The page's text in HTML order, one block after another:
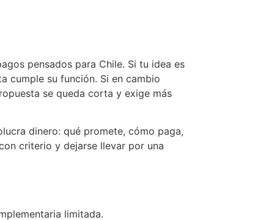
pensados para Chile. Si tu idea es
cumple su función. Si en cambio
se queda corta y exige más
dinero: qué promete, cómo paga,
criterio y dejarse llevar por una
limitada.